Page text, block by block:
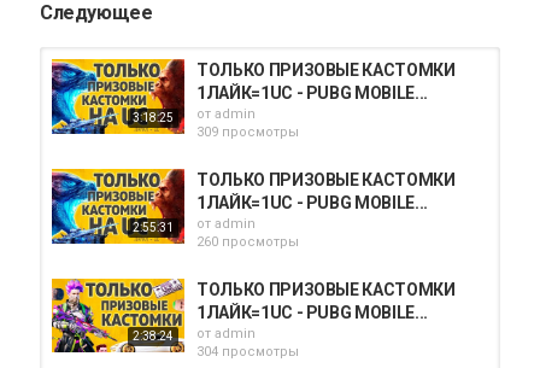
Следующее
3:18:25
ТОЛЬКО ПРИЗОВЫЕ КАСТОМКИ
1ЛАЙК=1UC - PUBG MOBILE...
от admin
309 просмотры
2:55:31
ТОЛЬКО ПРИЗОВЫЕ КАСТОМКИ
1ЛАЙК=1UC - PUBG MOBILE...
от admin
260 просмотры
2:38:24
ТОЛЬКО ПРИЗОВЫЕ КАСТОМКИ
1ЛАЙК=1UC - PUBG MOBILE...
от admin
304 просмотры